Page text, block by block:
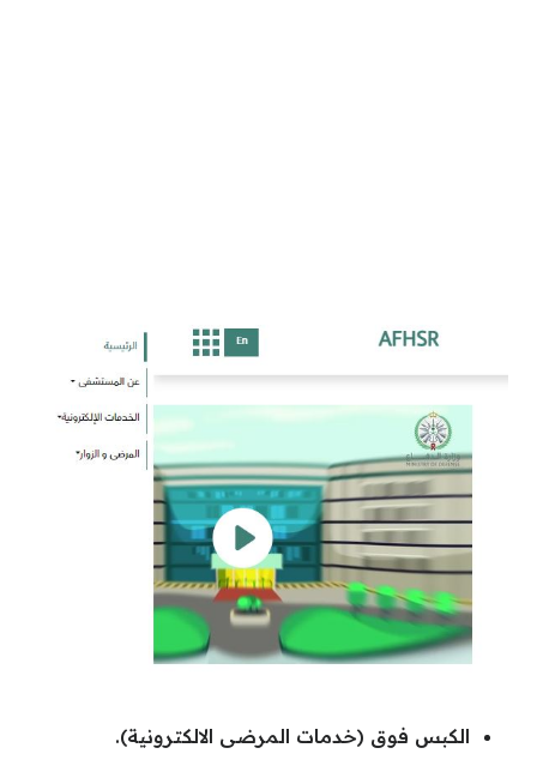
الكبس فوق (خدمات المرضى الالكترونية).